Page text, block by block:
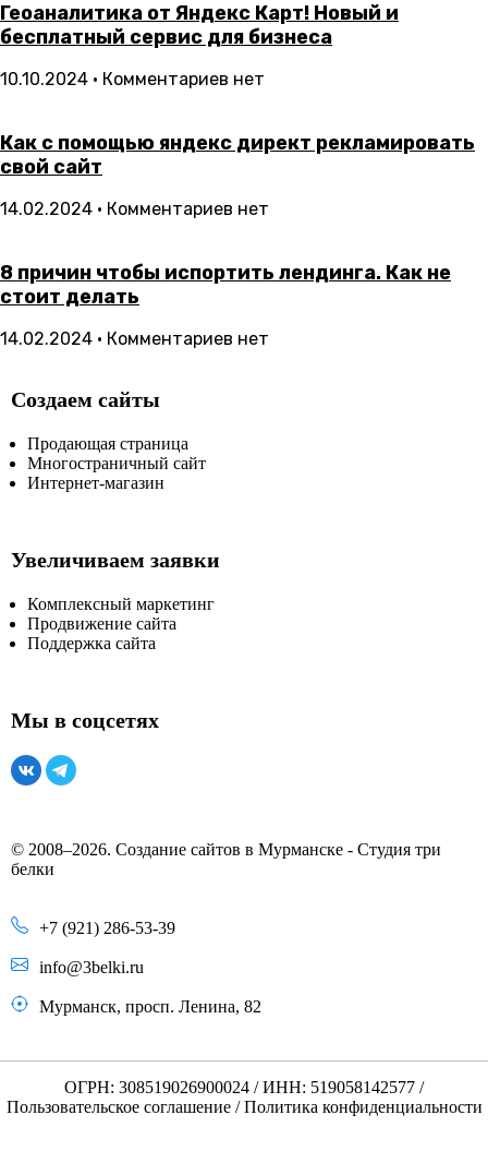
Геоаналитика от Яндекс Карт! Новый и
бесплатный сервис для бизнеса
10.10.2024 Комментариев нет
Как с помощью яндекс директ рекламировать
свой сайт
14.02.2024 Комментариев нет
8 причин чтобы испортить лендинга. Как не
стоит делать
14.02.2024 Комментариев нет
Создаем сайты
Продающая страница
Многостраничный сайт
Интернет-магазин
Увеличиваем заявки
Комплексный маркетинг
Продвижение сайта
Поддержка сайта
Мы в соцсетях
© 2008–2026. Создание сайтов в Мурманске - Студия три
белки
+7 (921) 286-53-39
info@3belki.ru
Мурманск, просп. Ленина, 82
ОГРН: 308519026900024 / ИНН: 519058142577 /
Пользовательское соглашение/Политика конфиденциальности